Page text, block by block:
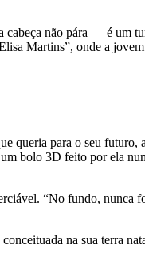
cabeça não pára — é um
Martins”, onde a
queria para o seu
bolo 3D feito por ela
“No fundo, nunca
na sua terra